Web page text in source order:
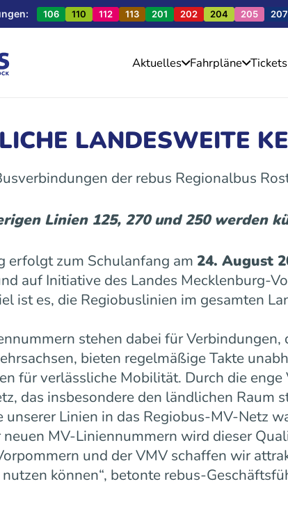
106 110 112 113 201 202 204 205 207
Aktuelles Fahrpläne
LANDESWEITE
der rebus Regionalbus
Linien 125, 270 und 250 werden
erfolgt zum Schulanfang am 24. August
auf Initiative des Landes Mecklenburg-
ist es, die Regiobuslinien im gesamten
stehen dabei für
bieten regelmäßige Takte
für verlässliche Mobilität. Durch die
das insbesondere den ländlichen Raum
unserer Linien in das Regiobus-MV-Netz
MV-Liniennummern wird dieser
und der VMV schaffen wir
können“, betonte rebus-